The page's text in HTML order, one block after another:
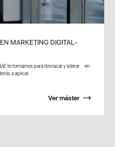
MARKETING DIGITAL-
te formamos para destacar y liderar en
a aplicar...
Ver máster